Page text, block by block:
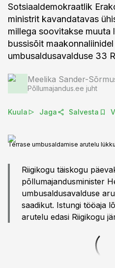
Sotsiaaldemokraatlik
ministrit kavandatavas
millega soovitakse muuta
bussisõit
umbusaldusavalduse 33
Meelika Sander-
Põllumajandus.ee juht
Kuula Jaga Salvesta
Terrase umbusaldamise arutelu
Riigikogu täiskogu
põllumajandusminister
umbusaldusavalduse
saadikut. Istungi tööaja
arutelu edasi Riigikogu